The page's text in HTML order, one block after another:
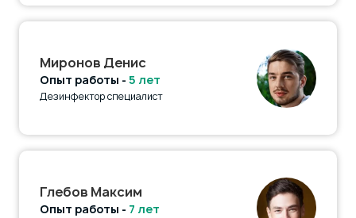
Миронов Денис
Опыт работы - 5 лет
Дезинфектор специалист
Глебов Максим
Опыт работы - 7 лет